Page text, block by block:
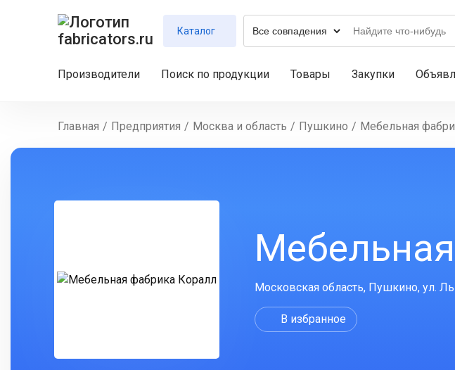
Каталог
Производители Поиск по продукции Товары Закупки
Главная / Предприятия / Москва и область / Пушкино / Мебельная
Московская область, Пушкино, ул.
В избранное